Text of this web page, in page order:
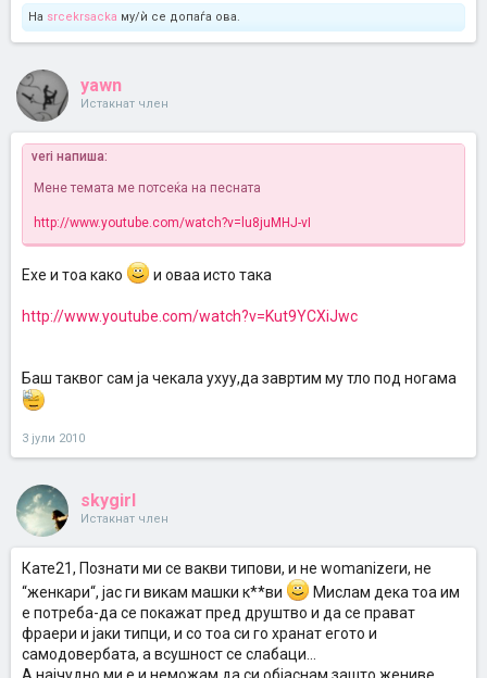
На srcekrsacka му/ѝ се допаѓа ова.
yawn
Истакнат член
veri напиша:
Мене темата ме потсеќа на песната
http://www.youtube.com/watch?v=lu8juMHJ-vI
Ехе и тоа како и оваа исто така
http://www.youtube.com/watch?v=Kut9YCXiJwc
Баш таквог сам ја чекала ухуу,да завртим му тло под ногама
3 јули 2010
skygirl
Истакнат член
Кате21, Познати ми се вакви типови, и не womanizerи, не
“женкари“, јас ги викам машки к**ви
Мислам дека тоа им
е потреба-да се покажат пред друштво и да се прават
фраери и јаки типци, и со тоа си го хранат егото и
самодовербата, а всушност се слабаци...